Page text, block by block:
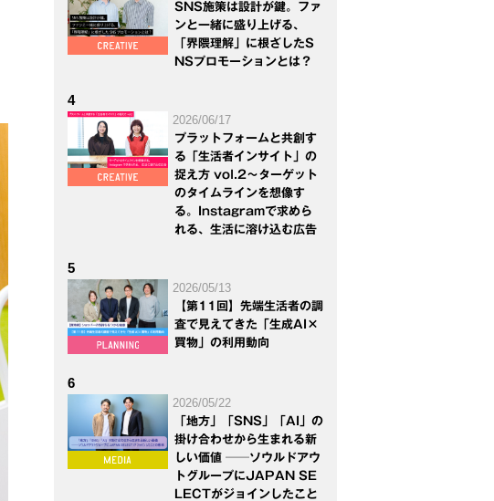
SNS施策は設計が鍵。ファ
ンと一緒に盛り上げる、
「界隈理解」に根ざしたS
NSプロモーションとは？
4
2026/06/17
プラットフォームと共創す
る「生活者インサイト」の
捉え方 vol.2～ターゲット
のタイムラインを想像す
る。Instagramで求めら
れる、生活に溶け込む広告
5
2026/05/13
【第11回】先端生活者の調
査で見えてきた「生成AI×
買物」の利用動向
6
2026/05/22
「地方」「SNS」「AI」の
掛け合わせから生まれる新
しい価値 ──ソウルドアウ
トグループにJAPAN SE
LECTがジョインしたこと